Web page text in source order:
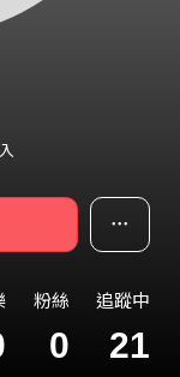
粉絲
0
追蹤中
21